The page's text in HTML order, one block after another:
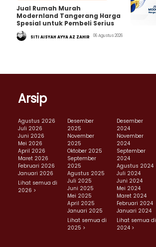
Jual Rumah Murah
Modernland Tangerang Harga
Spesial untuk Pembeli Serius
SITI AISYAH AYYA AZ ZAHIR 06 Agustus 2026
Arsip
Agustus 2026
Juli 2026
Juni 2026
Mei 2026
April 2026
Maret 2026
Februari 2026
Januari 2026
Lihat semua di
2026 >
Desember
2025
November
2025
Oktober 2025
September
2025
Agustus 2025
Juli 2025
Juni 2025
Mei 2025
April 2025
Januari 2025
Lihat semua di
2025 >
Desember
2024
November
2024
September
2024
Agustus 2024
Juli 2024
Juni 2024
Mei 2024
Maret 2024
Februari 2024
Januari 2024
Lihat semua di
2024 >